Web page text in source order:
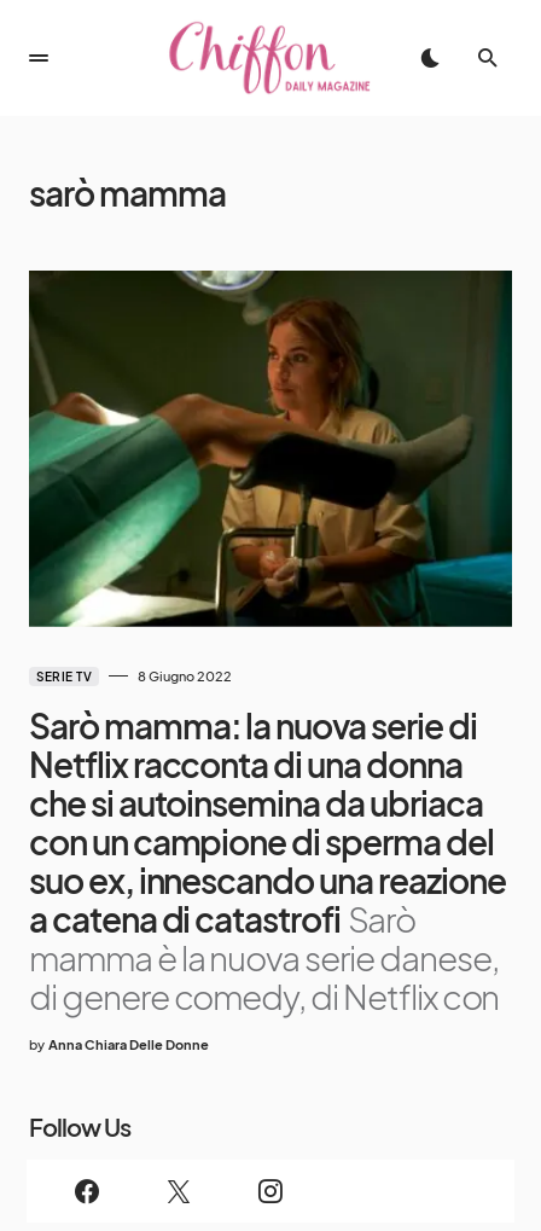
sarò mamma
SERIE TV 8 Giugno 2022
Sarò mamma: la nuova serie di
Netflix racconta di una donna
che si autoinsemina da ubriaca
con un campione di sperma del
suo ex, innescando una reazione
a catena di catastrofi Sarò
mamma è la nuova serie danese,
di genere comedy, di Netflix con
by Anna Chiara Delle Donne
Follow Us